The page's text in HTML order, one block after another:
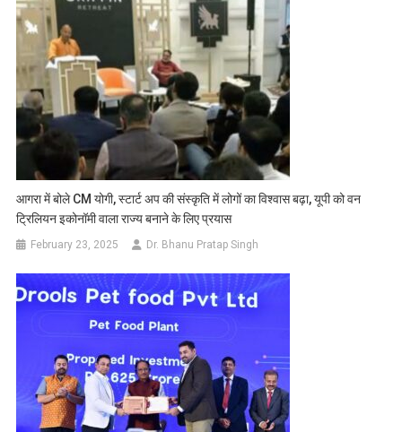
आगरा में बोले CM योगी, स्टार्ट अप की संस्कृति में लोगों का विश्वास बढ़ा, यूपी को वन
ट्रिलियन इकोनॉमी वाला राज्य बनाने के लिए प्रयास
February 23, 2025 Dr. Bhanu Pratap Singh